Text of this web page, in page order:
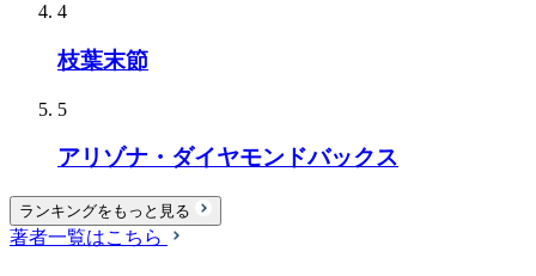
4
枝葉末節
5
アリゾナ・ダイヤモンドバックス
ランキングをもっと見る
著者一覧はこちら